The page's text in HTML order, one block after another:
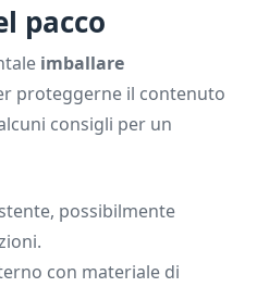
pacco
imballare
proteggerne il contenuto
consigli per un
possibilmente
con materiale di